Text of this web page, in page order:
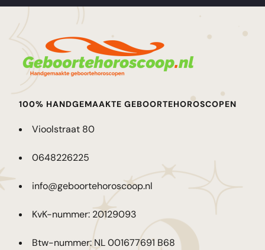
100% HANDGEMAAKTE GEBOORTEHOROSCOPEN
Vioolstraat 80
0648226225
info@geboortehoroscoop.nl
KvK-nummer: 20129093
Btw-nummer: NL 001677691 B68